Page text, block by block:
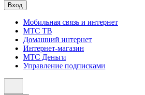
Вход
Мобильная связь и интернет
МТС ТВ
Домашний интернет
Интернет-магазин
МТС Деньги
Управление подписками